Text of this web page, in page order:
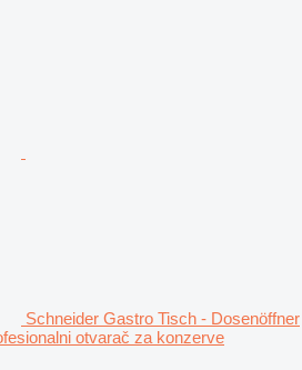
Schneider Gastro Tisch - Dosenöffner
otvarač za konzerve